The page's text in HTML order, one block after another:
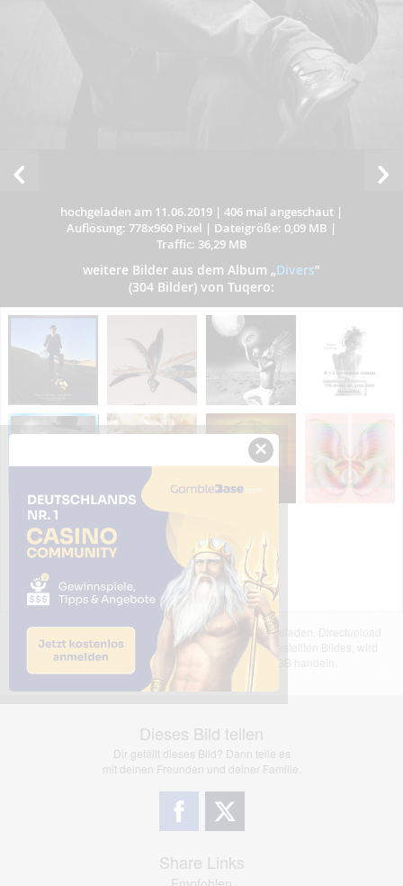
hochgeladen am 11.06.2019 | 406 mal angeschaut |
Auflösung: 778x960 Pixel | Dateigröße: 0,09 MB |
Traffic: 36,29 MB
weitere Bilder aus dem Album „Divers”
(304 Bilder) von Tuqero:
Das dargestellte Bild wurde von einem Nutzer hochgeladen. Directupload
übernimmt keinerlei Haftung für den Inhalt des dargestellten Bildes, wird
jedoch bei Verstößen nach §2(3) unserer AGB handeln.
Dieses Bild teilen
Dir gefällt dieses Bild? Dann teile es
mit deinen Freunden und deiner Familie.
Share Links
×